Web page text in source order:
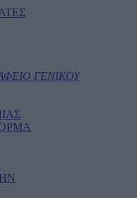
ΓΕΝΙΚΟΥ